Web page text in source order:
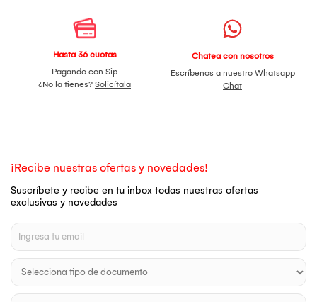
Hasta 36 cuotas
Pagando con Sip
¿No la tienes? Solicítala
Chatea con nosotros
Escríbenos a nuestro Whatsapp
Chat
¡Recibe nuestras ofertas y novedades!
Suscríbete y recibe en tu inbox todas nuestras ofertas
exclusivas y novedades